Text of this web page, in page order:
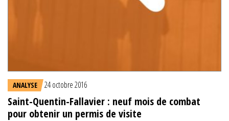
ANALYSE 24 octobre 2016
Saint-Quentin-Fallavier : neuf mois de combat
pour obtenir un permis de visite